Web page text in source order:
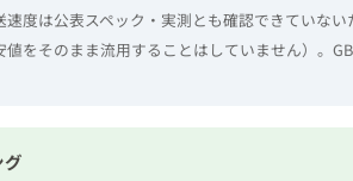
速度は公表スペック・実測とも確認できていな
値をそのまま流用することはしていません）。